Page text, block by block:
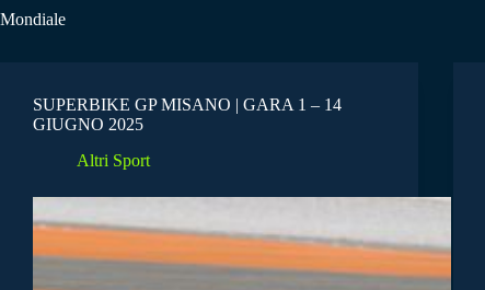
Mondiale
SUPERBIKE GP MISANO | GARA 1 – 14
GIUGNO 2025
Altri Sport